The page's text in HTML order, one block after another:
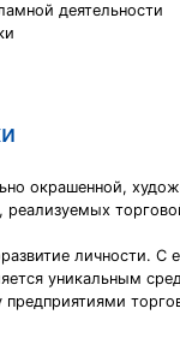
деятельности
окрашенной,
личности.
уникальным